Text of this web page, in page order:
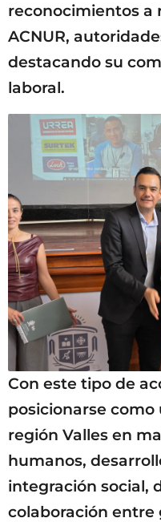
reconocimientos a
ACNUR,
destacando su
laboral.
Con este tipo de
posicionarse
región Valles en
humanos,
integración social,
colaboración entre